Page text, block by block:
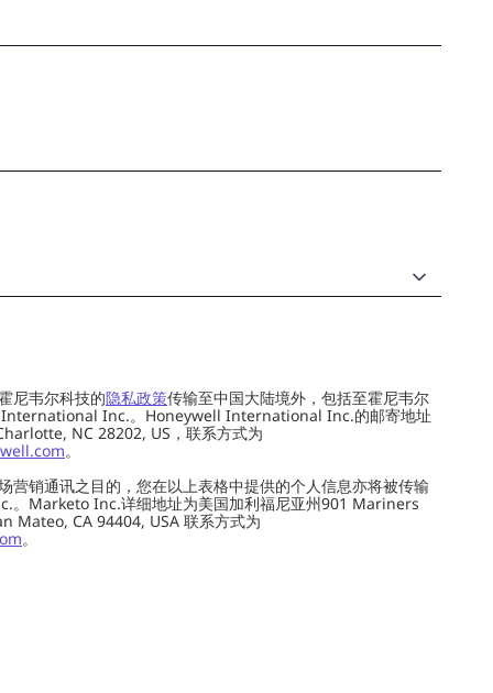
尼韦尔科技的隐私政策传输至中国大陆境外，包括至霍尼韦尔
International Inc.。Honeywell International Inc.的邮寄地址
NC 28202, US，联系方式为
。
营销通讯之目的，您在以上表格中提供的个人信息亦将被传输
。Marketo Inc.详细地址为美国加利福尼亚州901 Mariners
Mateo, CA 94404, USA 联系方式为
。